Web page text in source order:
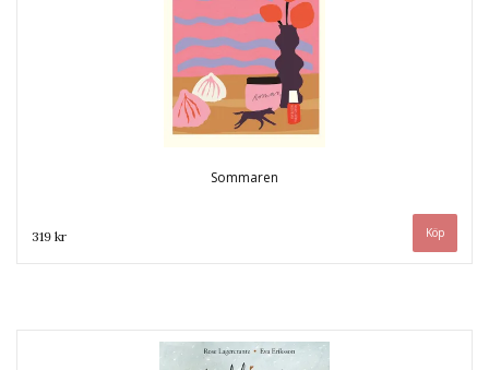
Sommaren
319 kr